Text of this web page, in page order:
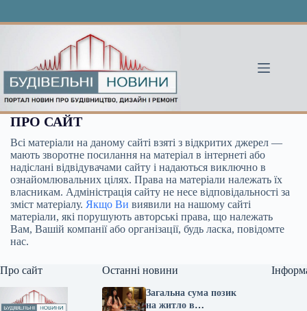
ПРО САЙТ
Всі матеріали на даному сайті взяті з відкритих джерел —
мають зворотне посилання на матеріал в інтернеті або
надіслані відвідувачами сайту і надаються виключно в
ознайомлювальних цілях. Права на матеріали належать їх
власникам. Адміністрація сайту не несе відповідальності за
зміст матеріалу. Якщо Ви виявили на нашому сайті
матеріали, які порушують авторські права, що належать
Вам, Вашій компанії або організації, будь ласка, повідомте
нас.
Про сайт Останні новини
Загальна сума позик
на житло в